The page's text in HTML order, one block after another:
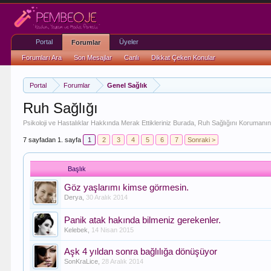
Portal Forumlar Genel Sağlık
Ruh Sağlığı
Psikoloji ve Hastalıklar Hakkında Merak Ettikleriniz Burada, Ruh Sağlığını Korumanın
7 sayfadan 1. sayfa 1 2 3 4 5 6 7 Sonraki >
Başlık
Göz yaşlarımı kimse görmesin.
Derya 30 Aralık 2014
Panik atak hakında bilmeniz gerekenler.
Kelebek 14 Nisan 2015
Aşk 4 yıldan sonra bağlılığa dönüşüyor
SonKraLice 28 Aralık 2014
Portal Forumlar
Forumları Ara Son Mesajlar Canlı Dikkat Çeken Konular
Üyeler